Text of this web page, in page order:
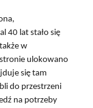
40 lat stało się
w
ulokowano
się tam
do przestrzeni
na potrzeby